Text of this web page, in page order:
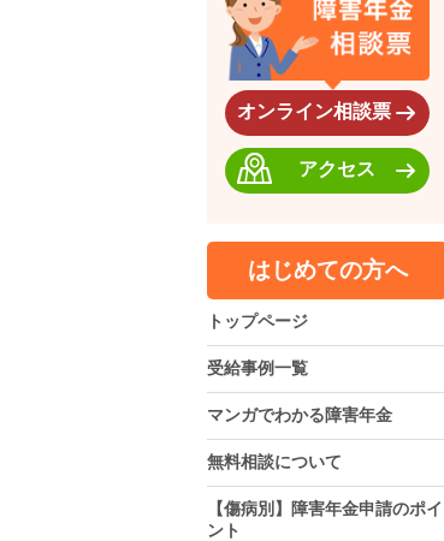
オンライン相談票
アクセス
はじめての方へ
トップページ
受給事例一覧
マンガでわかる障害年金
無料相談について
【傷病別】障害年金申請のポイ
ント